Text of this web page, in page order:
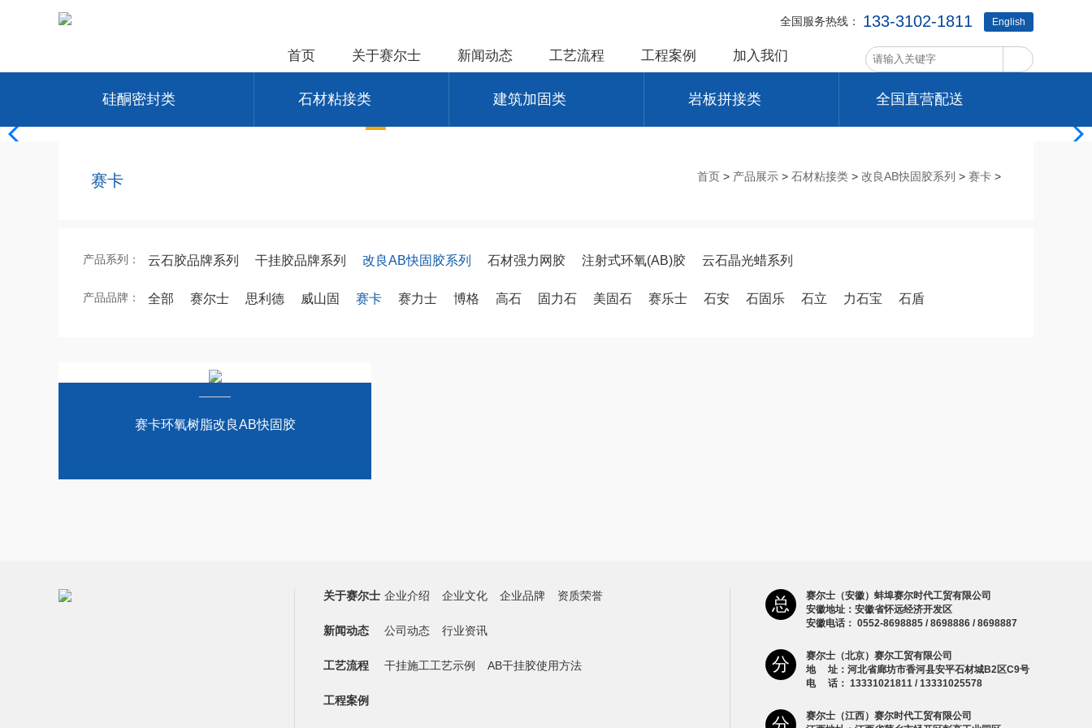
全国服务热线： 133-3102-1811 English
首页 关于赛尔士 新闻动态 工艺流程 工程案例 加入我们
硅酮密封类 石材粘接类 建筑加固类 岩板拼接类 全国直营配送
赛卡 首页 > 产品展示 > 石材粘接类 > 改良AB快固胶系列 > 赛卡 >
产品系列： 云石胶品牌系列 干挂胶品牌系列 改良AB快固胶系列 石材强力网胶 注射式环氧(AB)胶 云石晶光蜡系列
产品品牌： 全部 赛尔士 思利德 威山固 赛卡 赛力士 博格 高石 固力石 美固石 赛乐士 石安 石固乐 石立 力石宝 石盾
赛卡环氧树脂改良AB快固胶
关于赛尔士 企业介绍 企业文化 企业品牌 资质荣誉
新闻动态 公司动态 行业资讯
工艺流程 干挂施工工艺示例 AB干挂胶使用方法
工程案例
总
赛尔士（安徽）蚌埠赛尔时代工贸有限公司
安徽地址：安徽省怀远经济开发区
安徽电话： 0552-8698885 / 8698886 / 8698887
分
赛尔士（北京）赛尔工贸有限公司
地 址：河北省廊坊市香河县安平石材城B2区C9号
电 话： 13331021811 / 13331025578
赛尔士（江西）赛尔时代工贸有限公司